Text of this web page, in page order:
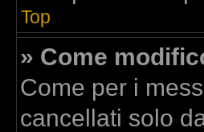
Top
» Come
Come per i
cancellati solo